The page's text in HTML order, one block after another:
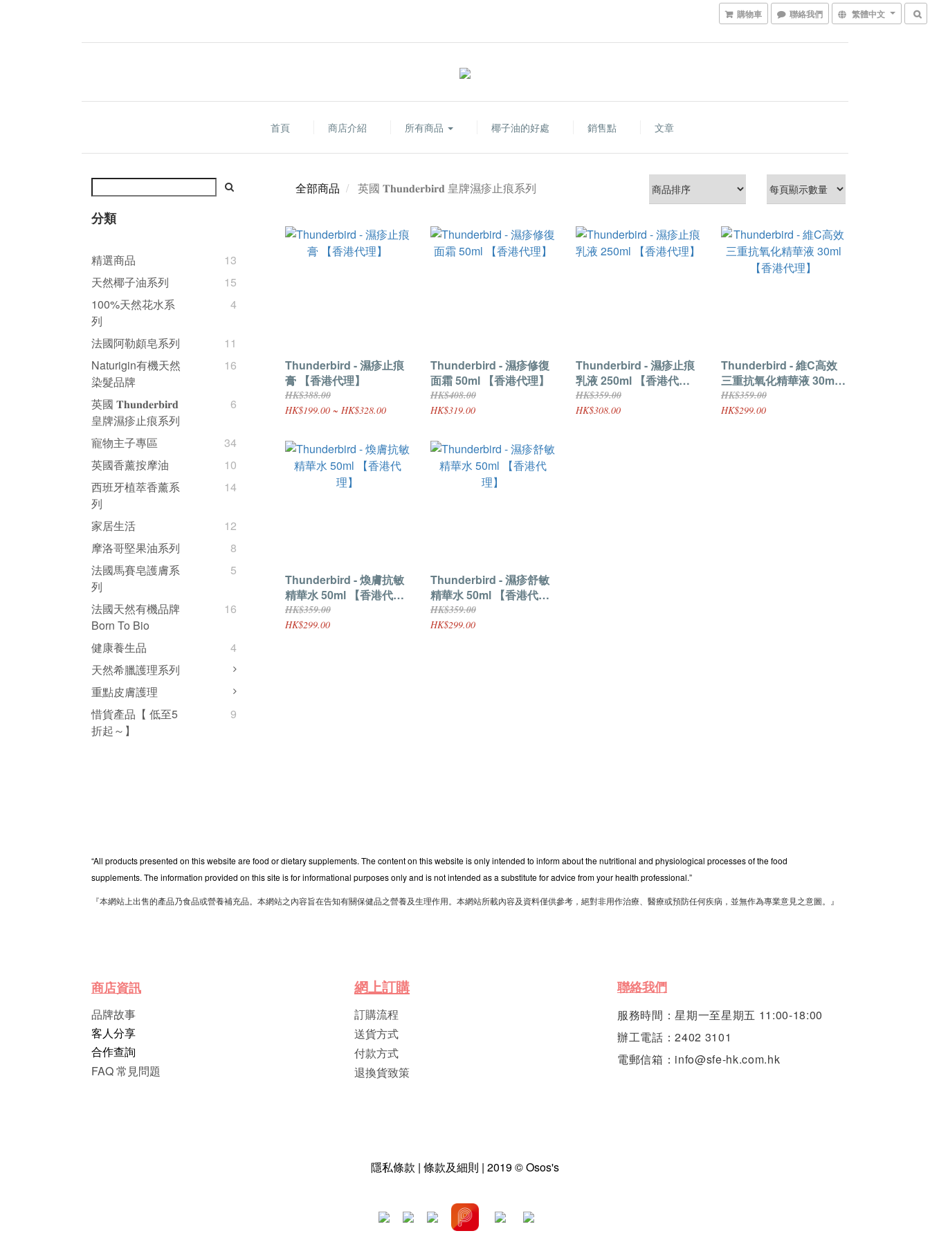
購物車 聯絡我們 繁體中文
首頁 商店介紹 所有商品 椰子油的好處 銷售點 文章
分類
精選商品
13
天然椰子油系列
15
100%天然花水系
列
4
法國阿勒頗皂系列
11
Naturigin有機天然
染髮品牌
16
英國 𝐓𝐡𝐮𝐧𝐝𝐞𝐫𝐛𝐢𝐫𝐝
皇牌濕疹止痕系列
6
寵物主子專區
34
英國香薰按摩油
10
西班牙植萃香薰系
列
14
家居生活
12
摩洛哥堅果油系列
8
法國馬賽皂護膚系
列
5
法國天然有機品牌
Born To Bio
16
健康養生品
4
天然希臘護理系列
重點皮膚護理
惜貨產品【 低至5
折起～】
9
全部商品 英國 𝐓𝐡𝐮𝐧𝐝𝐞𝐫𝐛𝐢𝐫𝐝 皇牌濕疹止痕系列
Thunderbird - 濕疹止痕
膏 【香港代理】
HK$388.00
HK$199.00 ~ HK$328.00
Thunderbird - 濕疹修復
面霜 50ml 【香港代理】
HK$408.00
HK$319.00
Thunderbird - 濕疹止痕
乳液 250ml 【香港代
理】
HK$359.00
HK$308.00
Thunderbird - 維C高效
三重抗氧化精華液 30ml
【香港代理】
HK$359.00
HK$299.00
Thunderbird - 煥膚抗敏
精華水 50ml 【香港代
理】
HK$359.00
HK$299.00
Thunderbird - 濕疹舒敏
精華水 50ml 【香港代
理】
HK$359.00
HK$299.00
“All products presented on this website are food or dietary supplements. The content on this website is only intended to inform about the nutritional and physiological processes of the food
supplements. The information provided on this site is for informational purposes only and is not intended as a substitute for advice from your health professional.”
『本網站上出售的產品乃食品或營養補充品。本網站之內容旨在告知有關保健品之營養及生理作用。本網站所載內容及資料僅供參考，絕對非用作治療、醫療或預防任何疾病，並無作為專業意見之意圖。』
商店資訊
品牌故事
客人分享
合作查詢
FAQ 常見問題
網上訂購
訂購流程
送貨方式
付款方式
退換貨致策
聯絡我們
服務時間：星期一至星期五 11:00-18:00
辦工電話：2402 3101
電郵信箱：info@sfe-hk.com.hk
隱私條款 | 條款及細則 | 2019 © Osos's